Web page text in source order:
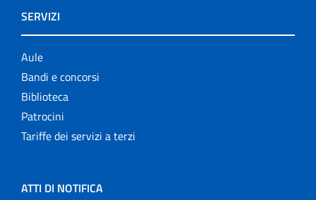
SERVIZI
Aule
Bandi e concorsi
Biblioteca
Patrocini
Tariffe dei servizi a terzi
ATTI DI NOTIFICA